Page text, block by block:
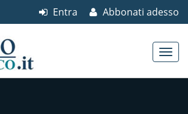
Abbonati adesso
Entra